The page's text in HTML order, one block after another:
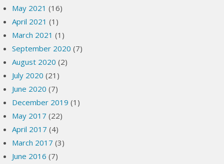
May 2021 (16)
April 2021 (1)
March 2021 (1)
September 2020 (7)
August 2020 (2)
July 2020 (21)
June 2020 (7)
December 2019 (1)
May 2017 (22)
April 2017 (4)
March 2017 (3)
June 2016 (7)